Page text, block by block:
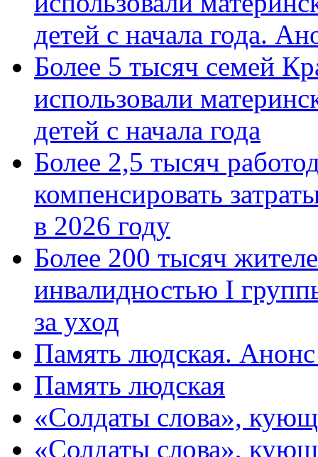
детей с начала года.
Более 5 тысяч семей
использовали
детей с начала года
Более 2,5 тысяч
компенсировать
в 2026 году
Более 200 тысяч
инвалидностью I
за уход
Память людская.
Память людская
«Солдаты слова»,
«Солдаты слова»,